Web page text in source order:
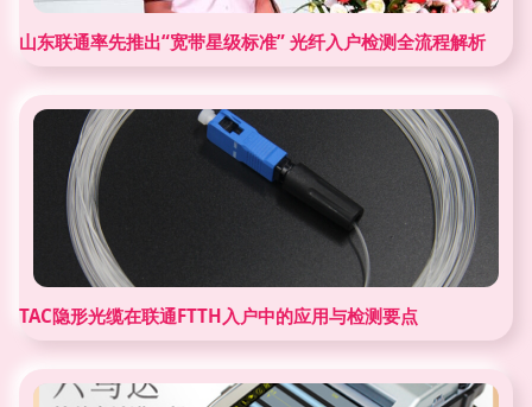
山东联通率先推出“宽带星级标准” 光纤入户检测全流程解析
TAC隐形光缆在联通FTTH入户中的应用与检测要点